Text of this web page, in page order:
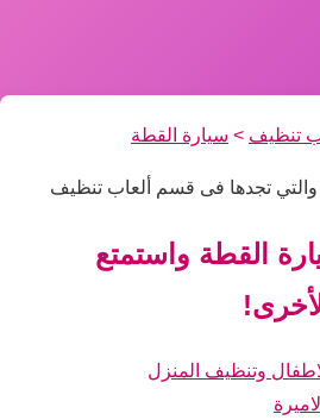
تنظيف > سيارة القطة
والتي تجدها فى قسم ألعاب تنظيف
القطة واستمتع
وتنظيف المنزل